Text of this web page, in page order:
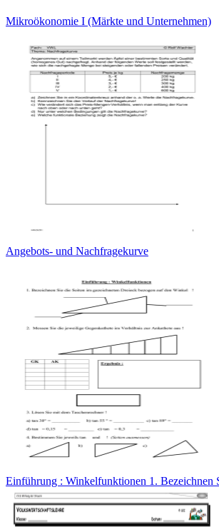
Mikroökonomie I (Märkte und Unternehmen)
Angebots- und Nachfragekurve
Einführung : Winkelfunktionen 1. Bezeichnen